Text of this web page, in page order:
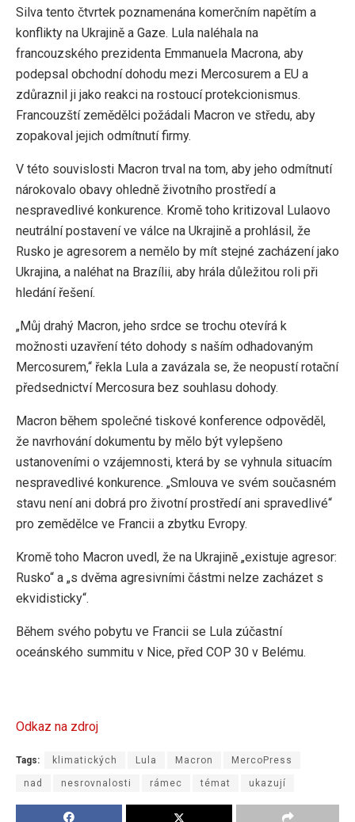
Silva tento čtvrtek poznamenána komerčním napětím a
konflikty na Ukrajině a Gaze. Lula naléhala na
francouzského prezidenta Emmanuela Macrona, aby
podepsal obchodní dohodu mezi Mercosurem a EU a
zdůraznil ji jako reakci na rostoucí protekcionismus.
Francouzští zemědělci požádali Macron ve středu, aby
zopakoval jejich odmítnutí firmy.
V této souvislosti Macron trval na tom, aby jeho odmítnutí
nárokovalo obavy ohledně životního prostředí a
nespravedlivé konkurence. Kromě toho kritizoval Lulaovo
neutrální postavení ve válce na Ukrajině a prohlásil, že
Rusko je agresorem a nemělo by mít stejné zacházení jako
Ukrajina, a naléhat na Brazílii, aby hrála důležitou roli při
hledání řešení.
„Můj drahý Macron, jeho srdce se trochu otevírá k
možnosti uzavření této dohody s naším odhadovaným
Mercosurem,“ řekla Lula a zavázala se, že neopustí rotační
předsednictví Mercosura bez souhlasu dohody.
Macron během společné tiskové konference odpověděl,
že navrhování dokumentu by mělo být vylepšeno
ustanoveními o vzájemnosti, která by se vyhnula situacím
nespravedlivé konkurence. „Smlouva ve svém současném
stavu není ani dobrá pro životní prostředí ani spravedlivé“
pro zemědělce ve Francii a zbytku Evropy.
Kromě toho Macron uvedl, že na Ukrajině „existuje agresor:
Rusko“ a „s dvěma agresivními částmi nelze zacházet s
ekvidisticky“.
Během svého pobytu ve Francii se Lula zúčastní
oceánského summitu v Nice, před COP 30 v Belému.
Odkaz na zdroj
Tags: klimatických Lula Macron MercoPress
nad nesrovnalosti rámec témat ukazují